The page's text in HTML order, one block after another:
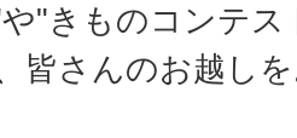
や"きものコンテ
皆さんのお越し